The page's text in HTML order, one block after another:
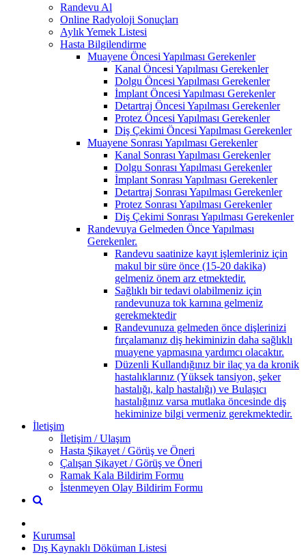
Randevu Al
Online Radyoloji Sonuçları
Aylık Yemek Listesi
Hasta Bilgilendirme
Muayene Öncesi Yapılması Gerekenler
Kanal Öncesi Yapılması Gerekenler
Dolgu Öncesi Yapılması Gerekenler
İmplant Öncesi Yapılması Gerekenler
Detartraj Öncesi Yapılması Gerekenler
Protez Öncesi Yapılması Gerekenler
Diş Çekimi Öncesi Yapılması Gerekenler
Muayene Sonrası Yapılması Gerekenler
Kanal Sonrası Yapılması Gerekenler
Dolgu Sonrası Yapılması Gerekenler
İmplant Sonrası Yapılması Gerekenler
Detartraj Sonrası Yapılması Gerekenler
Protez Sonrası Yapılması Gerekenler
Diş Çekimi Sonrası Yapılması Gerekenler
Randevuya Gelmeden Önce Yapılması
Gerekenler.
Randevu saatinize kayıt işlemleriniz için
makul bir süre önce (15-20 dakika)
gelmeniz önem arz etmektedir.
Sağlıklı bir tedavi olabilmeniz için
randevunuza tok karnına gelmeniz
gerekmektedir
Randevunuza gelmeden önce dişlerinizi
fırçalamanız diş hekiminizin daha sağlıklı
muayene yapmasına yardımcı olacaktır.
Düzenli Kullandığınız bir ilaç ya da kronik
hastalıklarınız (Yüksek tansiyon, şeker
hastalığı, kalp hastalığı) ve Bulaşıcı
hastalığınız varsa mutlaka öncesinde diş
hekiminize bilgi vermeniz gerekmektedir.
İletişim
İletişim / Ulaşım
Hasta Şikayet / Görüş ve Öneri
Çalışan Şikayet / Görüş ve Öneri
Ramak Kala Bildirim Formu
İstenmeyen Olay Bildirim Formu
Kurumsal
Dış Kaynaklı Döküman Listesi